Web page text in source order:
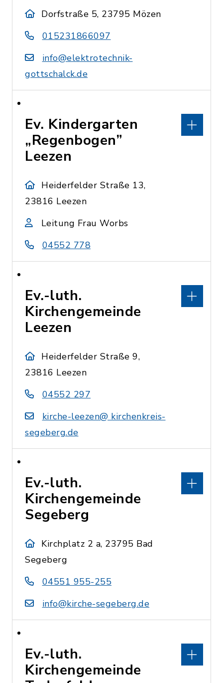
Dorfstraße 5, 23795 Mözen
015231866097
info@elektrotechnik-
gottschalck.de
Ev. Kindergarten
„Regenbogen”
Leezen
Heiderfelder Straße 13,
23816 Leezen
Leitung Frau Worbs
04552 778
Ev.-luth.
Kirchengemeinde
Leezen
Heiderfelder Straße 9,
23816 Leezen
04552 297
kirche-leezen@ kirchenkreis-
segeberg.de
Ev.-luth.
Kirchengemeinde
Segeberg
Kirchplatz 2 a, 23795 Bad
Segeberg
04551 955-255
info@kirche-segeberg.de
Ev.-luth.
Kirchengemeinde